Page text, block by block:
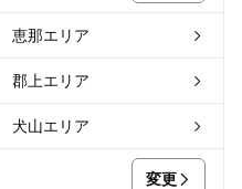
恵那エリア
郡上エリア
犬山エリア
変更